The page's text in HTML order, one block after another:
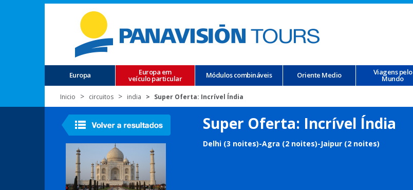
Europa Europa em
veículo particular Módulos combináveis Oriente Medio Viagens pelo
Mundo
Inicio circuitos india Super Oferta: Incrível Índia
Super Oferta: Incrível Índia
Delhi (3 noites)-Agra (2 noites)-Jaipur (2 noites)